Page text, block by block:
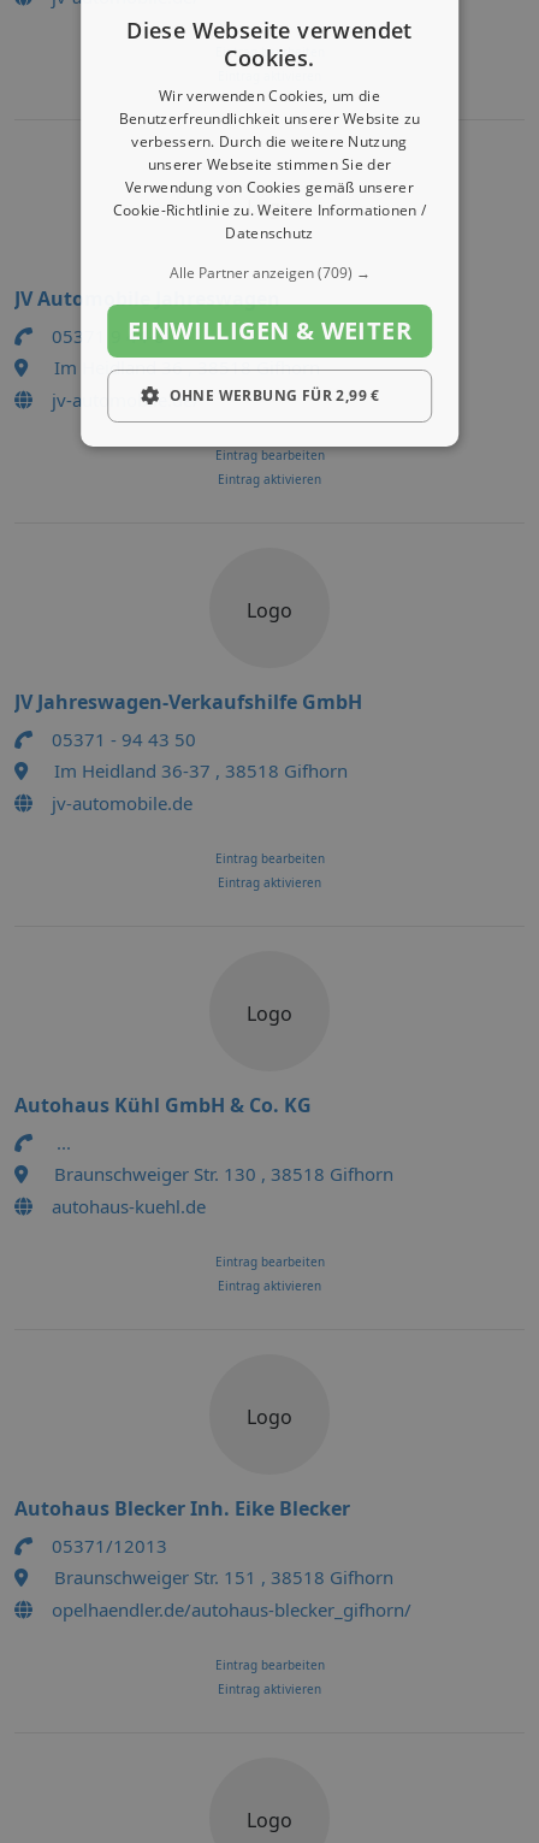
Eintrag bearbeiten
Logo
JV Automobile Jahreswagen
05371 9 44-0
Im Heidland 36 , 38518 Gifhorn
jv-automobile.de/
Eintrag bearbeiten
Eintrag aktivieren
Logo
JV Jahreswagen-Verkaufshilfe GmbH
05371 - 94 43 50
Im Heidland 36-37 , 38518 Gifhorn
jv-automobile.de
Eintrag bearbeiten
Eintrag aktivieren
Logo
Autohaus Kühl GmbH & Co. KG
...
Braunschweiger Str. 130 , 38518 Gifhorn
autohaus-kuehl.de
Eintrag bearbeiten
Eintrag aktivieren
Logo
Autohaus Blecker Inh. Eike Blecker
05371/12013
Braunschweiger Str. 151 , 38518 Gifhorn
opelhaendler.de/autohaus-blecker_gifhorn/
Eintrag bearbeiten
Eintrag aktivieren
Logo
Diese Webseite verwendet
Cookies.
Wir verwenden Cookies, um die
Benutzerfreundlichkeit unserer Website zu
verbessern. Durch die weitere Nutzung
unserer Webseite stimmen Sie der
Verwendung von Cookies gemäß unserer
Cookie-Richtlinie zu.Weitere Informationen /
Datenschutz
Alle Partner anzeigen(709) →
EINWILLIGEN & WEITER
OHNE WERBUNG FÜR 2,99 €